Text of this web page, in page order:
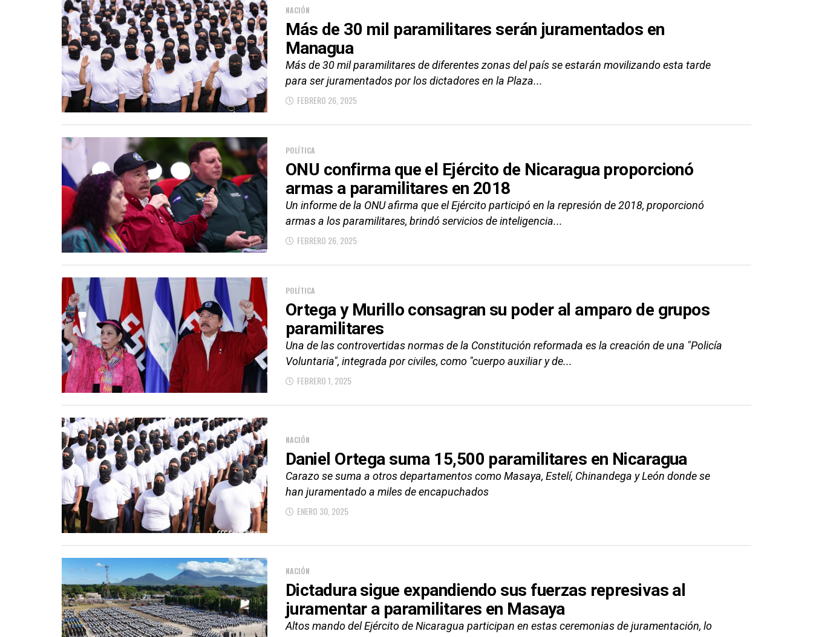
NACIÓN
Más de 30 mil paramilitares serán juramentados en
Managua
Más de 30 mil paramilitares de diferentes zonas del país se estarán movilizando esta tarde
para ser juramentados por los dictadores en la Plaza...
FEBRERO 26, 2025
POLÍTICA
ONU confirma que el Ejército de Nicaragua proporcionó
armas a paramilitares en 2018
Un informe de la ONU afirma que el Ejército participó en la represión de 2018, proporcionó
armas a los paramilitares, brindó servicios de inteligencia...
FEBRERO 26, 2025
POLÍTICA
Ortega y Murillo consagran su poder al amparo de grupos
paramilitares
Una de las controvertidas normas de la Constitución reformada es la creación de una "Policía
Voluntaria", integrada por civiles, como "cuerpo auxiliar y de...
FEBRERO 1, 2025
NACIÓN
Daniel Ortega suma 15,500 paramilitares en Nicaragua
Carazo se suma a otros departamentos como Masaya, Estelí, Chinandega y León donde se
han juramentado a miles de encapuchados
ENERO 30, 2025
NACIÓN
Dictadura sigue expandiendo sus fuerzas represivas al
juramentar a paramilitares en Masaya
Altos mando del Ejército de Nicaragua participan en estas ceremonias de juramentación, lo